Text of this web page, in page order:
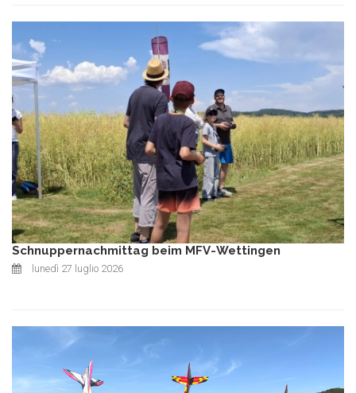
Schnuppernachmittag beim MFV-Wettingen
lunedì 27 luglio 2026